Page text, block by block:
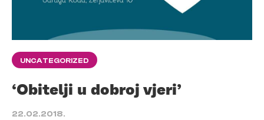
UNCATEGORIZED
‘Obitelji u dobroj vjeri’
22.02.2018.